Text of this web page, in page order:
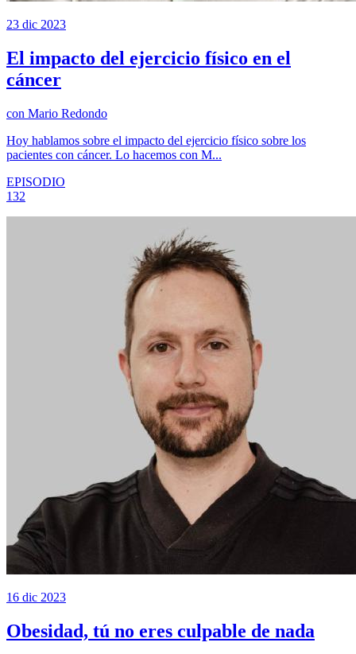
23 dic 2023
El impacto del ejercicio físico en el
cáncer
con Mario Redondo
Hoy hablamos sobre el impacto del ejercicio físico sobre los
pacientes con cáncer. Lo hacemos con M...
EPISODIO
132
16 dic 2023
Obesidad, tú no eres culpable de nada